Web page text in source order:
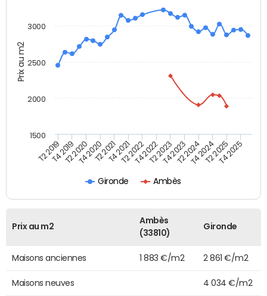
Prix au m2
Gironde Ambès
T2 2019T4 2019T2 2020T4 2020T2 2021T4 2021T2 2022T4 2022T2 2023T4 2023T2 2024T4 2024T2 2025T4 2025
1500
2000
2500
3000
Prix au m2
Ambès
(33810)
Gironde
Maisons anciennes 1 883 €/m2 2 861 €/m2
Maisons neuves 4 034 €/m2